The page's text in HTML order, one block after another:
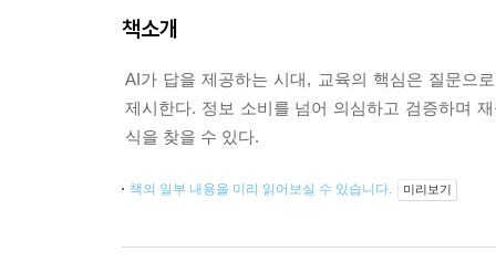
책소개
AI가 답을 제공하는 시대, 교육의 핵심은 질문으
제시한다. 정보 소비를 넘어 의심하고 검증하며
식을 찾을 수 있다.
책의 일부 내용을 미리 읽어보실 수 있습니다. 미리보기